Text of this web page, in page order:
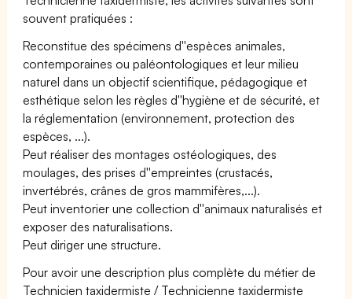
souvent pratiquées :
Reconstitue des spécimens d''espèces animales,
contemporaines ou paléontologiques et leur milieu
naturel dans un objectif scientifique, pédagogique et
esthétique selon les règles d''hygiène et de sécurité, et
la réglementation (environnement, protection des
espèces, ...).
Peut réaliser des montages ostéologiques, des
moulages, des prises d''empreintes (crustacés,
invertébrés, crânes de gros mammifères,...).
Peut inventorier une collection d''animaux naturalisés et
exposer des naturalisations.
Peut diriger une structure.
Pour avoir une description plus complète du métier de
Technicien taxidermiste / Technicienne taxidermiste